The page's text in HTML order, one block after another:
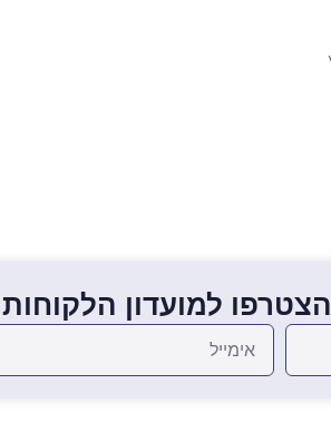
הצטרפו למועדון